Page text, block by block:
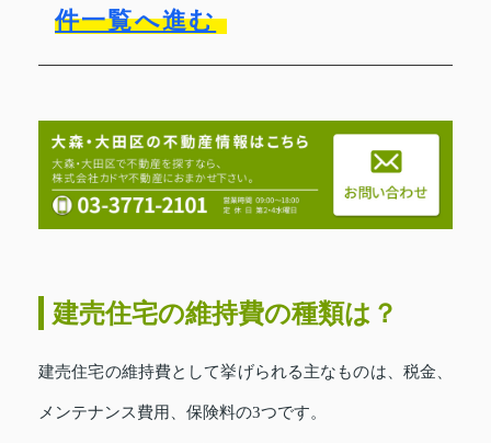
件一覧へ進む
建売住宅の維持費の種類は？
建売住宅の維持費として挙げられる主なものは、税金、
メンテナンス費用、保険料の3つです。